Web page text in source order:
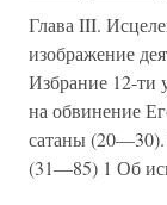
Глава III.
изображение
Избрание 12-ти
на обвинение
сатаны
(31—85) 1 Об